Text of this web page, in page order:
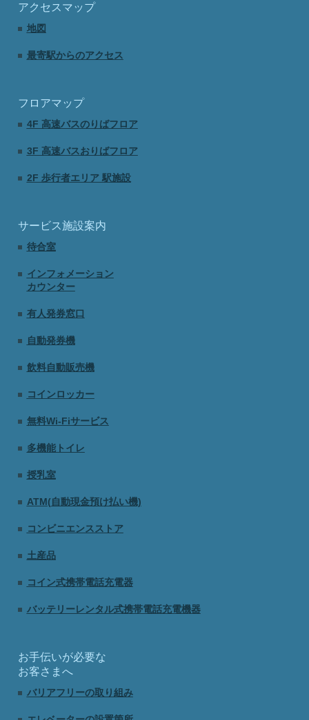
アクセスマップ
地図
最寄駅からのアクセス
フロアマップ
4F 高速バスのりばフロア
3F 高速バスおりばフロア
2F 歩行者エリア 駅施設
サービス施設案内
待合室
インフォメーション
カウンター
有人発券窓口
自動発券機
飲料自動販売機
コインロッカー
無料Wi-Fiサービス
多機能トイレ
授乳室
ATM(自動現金預け払い機)
コンビニエンスストア
土産品
コイン式携帯電話充電器
バッテリーレンタル式携帯電話充電機器
お手伝いが必要な
お客さまへ
バリアフリーの取り組み